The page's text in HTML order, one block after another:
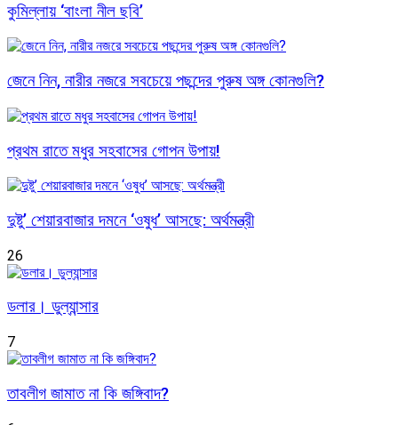
কুমিল্লায় ‘বাংলা নীল ছবি’
জেনে নিন, নারীর নজরে সবচেয়ে পছন্দের পুরুষ অঙ্গ কোনগুলি?
প্রথম রাতে মধুর সহবাসের গোপন উপায়!
দুষ্টু’ শেয়ারবাজার দমনে ‘ওষুধ’ আসছে: অর্থমন্ত্রী
26
ডলার। ডুল্যান্সার
7
তাবলীগ জামাত না কি জঙ্গিবাদ?